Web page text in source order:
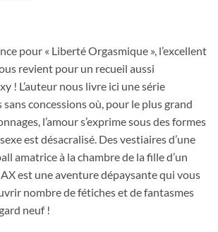
pour « Liberté Orgasmique », l’excellent
revient pour un recueil aussi
! L’auteur nous livre ici une série
concessions où, pour le plus grand
l’amour s’exprime sous des formes
est désacralisé. Des vestiaires d’une
amatrice à la chambre de la fille d’un
est une aventure dépaysante qui vous
nombre de fétiches et de fantasmes
neuf !